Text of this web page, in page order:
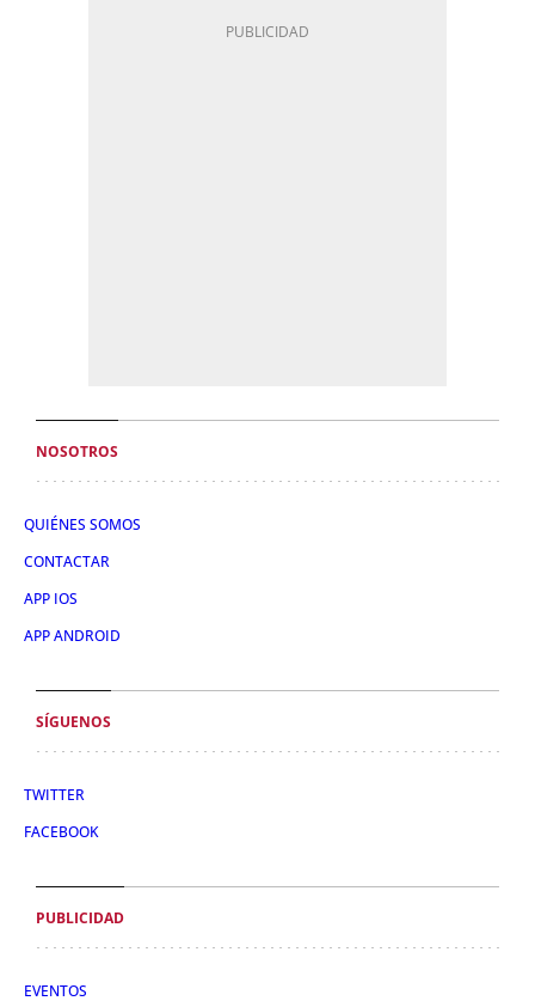
NOSOTROS
QUIÉNES SOMOS
CONTACTAR
APP IOS
APP ANDROID
SÍGUENOS
TWITTER
FACEBOOK
PUBLICIDAD
EVENTOS